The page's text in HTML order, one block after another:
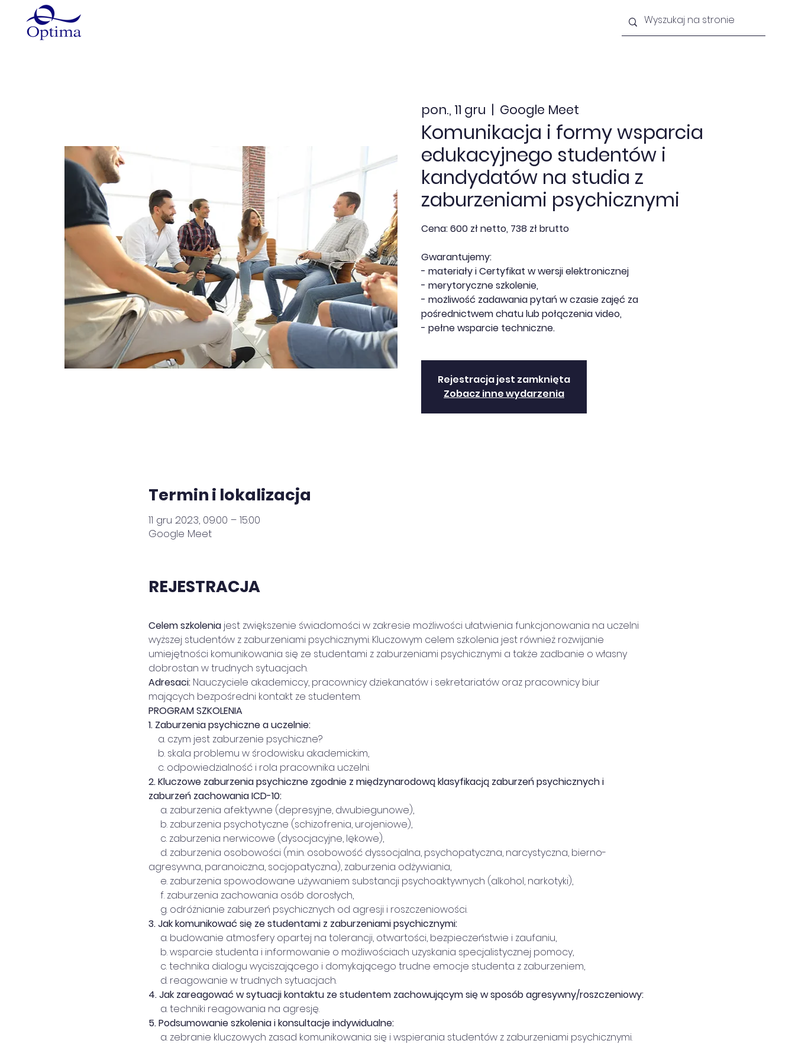
pon., 11 gru
  |
Google Meet
Komunikacja i formy wsparcia
edukacyjnego studentów i
kandydatów na studia z
zaburzeniami psychicznymi
Cena: 600 zł netto, 738 zł brutto
Gwarantujemy:
- materiały i Certyfikat w wersji elektronicznej
- merytoryczne szkolenie,
- możliwość zadawania pytań w czasie zajęć za
pośrednictwem chatu lub połączenia video,
- pełne wsparcie techniczne.
Rejestracja jest zamknięta
Zobacz inne wydarzenia
Termin i lokalizacja
11 gru 2023, 09:00 – 15:00
Google Meet
REJESTRACJA
Celem szkolenia jest zwiększenie świadomości w zakresie możliwości ułatwienia funkcjonowania na uczelni
wyższej studentów z zaburzeniami psychicznymi. Kluczowym celem szkolenia jest również rozwijanie
umiejętności komunikowania się ze studentami z zaburzeniami psychicznymi a także zadbanie o własny
dobrostan w trudnych sytuacjach.
Adresaci: Nauczyciele akademiccy, pracownicy dziekanatów i sekretariatów oraz pracownicy biur
mających bezpośredni kontakt ze studentem.
PROGRAM SZKOLENIA
1. Zaburzenia psychiczne a uczelnie:
a. czym jest zaburzenie psychiczne?
b. skala problemu w środowisku akademickim,
c. odpowiedzialność i rola pracownika uczelni.
2. Kluczowe zaburzenia psychiczne zgodnie z międzynarodową klasyfikacją zaburzeń psychicznych i
zaburzeń zachowania ICD-10:
a. zaburzenia afektywne (depresyjne, dwubiegunowe),
b. zaburzenia psychotyczne (schizofrenia, urojeniowe),
c. zaburzenia nerwicowe (dysocjacyjne, lękowe),
d. zaburzenia osobowości (m.in. osobowość dyssocjalna, psychopatyczna, narcystyczna, bierno-
agresywna, paranoiczna, socjopatyczna), zaburzenia odżywiania,
e. zaburzenia spowodowane używaniem substancji psychoaktywnych (alkohol, narkotyki),
f. zaburzenia zachowania osób dorosłych,
g. odróżnianie zaburzeń psychicznych od agresji i roszczeniowości.
3. Jak komunikować się ze studentami z zaburzeniami psychicznymi:
a. budowanie atmosfery opartej na tolerancji, otwartości, bezpieczeństwie i zaufaniu,
b. wsparcie studenta i informowanie o możliwościach uzyskania specjalistycznej pomocy,
c. technika dialogu wyciszającego i domykającego trudne emocje studenta z zaburzeniem,
d. reagowanie w trudnych sytuacjach.
4. Jak zareagować w sytuacji kontaktu ze studentem zachowującym się w sposób agresywny/roszczeniowy:
a. techniki reagowania na agresję.
5. Podsumowanie szkolenia i konsultacje indywidualne:
a. zebranie kluczowych zasad komunikowania się i wspierania studentów z zaburzeniami psychicznymi.